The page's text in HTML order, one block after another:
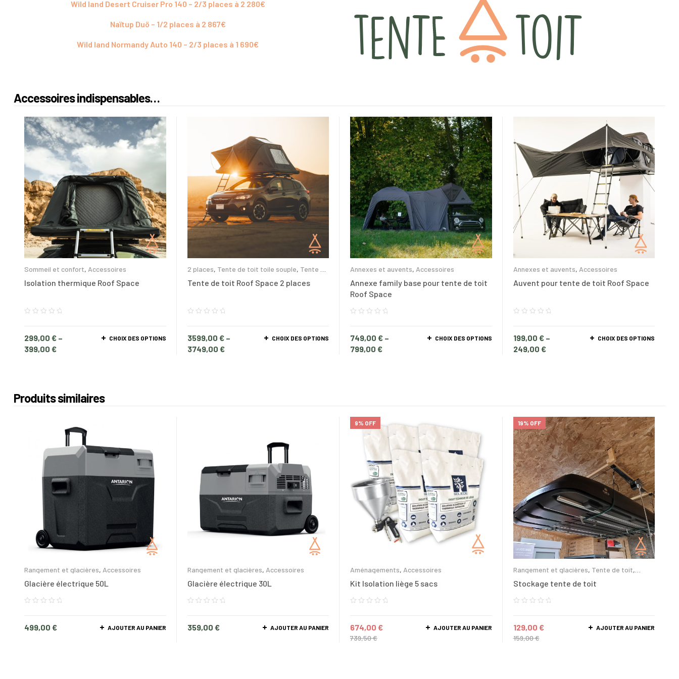
Wild land Desert Cruiser Pro 140 – 2/3 places à 2 280€
Naïtup Duö – 1/2 places à 2 867€
Wild land Normandy Auto 140 – 2/3 places à 1 690€
Accessoires indispensables…
Sommeil et confort, Accessoires
Isolation thermique Roof Space
299,00 € –
399,00 €
CHOIX DES OPTIONS
2 places, Tente de toit toile souple, Tente de
Tente de toit Roof Space 2 places
3599,00 €–
3749,00 €
CHOIX DES OPTIONS
Annexes et auvents, Accessoires
Annexe family base pour tente de toit
Roof Space
749,00 € –
799,00 €
CHOIX DES OPTIONS
Annexes et auvents, Accessoires
Auvent pour tente de toit Roof Space
199,00 €–
249,00 €
CHOIX DES OPTIONS
Produits similaires
Rangement et glacières, Accessoires
Glacière électrique 50L
499,00 € AJOUTER AU PANIER
Rangement et glacières, Accessoires
Glacière électrique 30L
359,00 € AJOUTER AU PANIER
9% OFF
Aménagements, Accessoires
Kit Isolation liège 5 sacs
739,50€
674,00 € AJOUTER AU PANIER
19% OFF
Rangement et glacières, Tente de toit,
Stockage tente de toit
159,00€
129,00 € AJOUTER AU PANIER